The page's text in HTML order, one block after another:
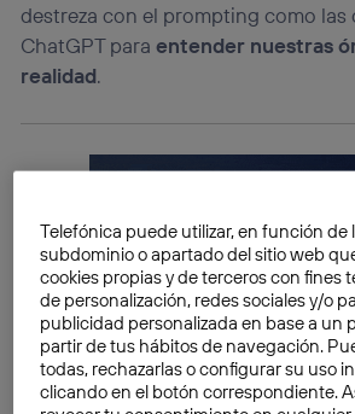
destreza con el prompting como las
ChatGPT paraentender nuestras
realidad.
Telefónica puede utilizar, en función de
subdominio o apartado del sitio web
cookies propias y de terceros con fines
de personalización, redes sociales y/o
publicidad personalizada en base a un
partir de tus hábitos de navegación.
todas, rechazarlas o configurar su uso
clicando en el botón correspondiente.